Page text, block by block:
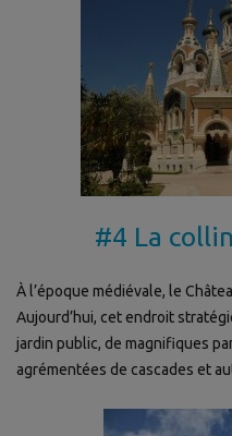
#4 La
À l’époque médiévale, le
Aujourd’hui, cet endroit
jardin public, de magnifiques
agrémentées de cascades et